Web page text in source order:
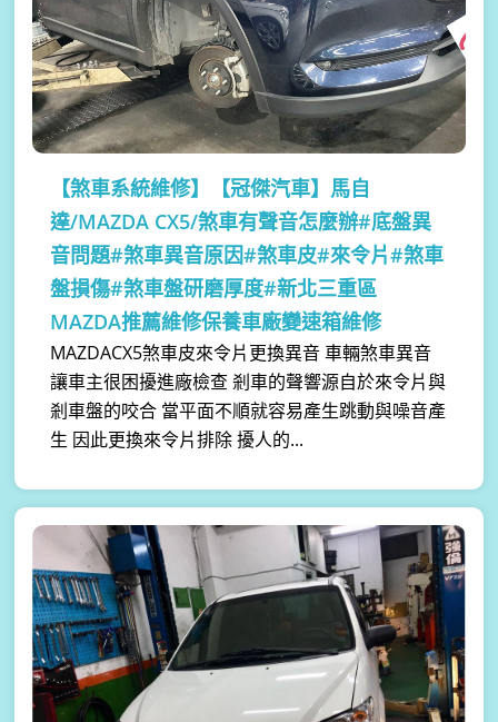
【煞車系統維修】
【冠傑汽車】馬自
達/MAZDA CX5/煞車有聲音怎麼辦#底盤異
音問題#煞車異音原因#煞車皮#來令片#煞車
盤損傷#煞車盤研磨厚度#新北三重區
MAZDA推薦維修保養車廠變速箱維修
MAZDACX5煞車皮來令片更換異音 車輛煞車異音
讓車主很困擾進廠檢查 剎車的聲響源自於來令片與
剎車盤的咬合 當平面不順就容易產生跳動與噪音產
生 因此更換來令片排除 擾人的...